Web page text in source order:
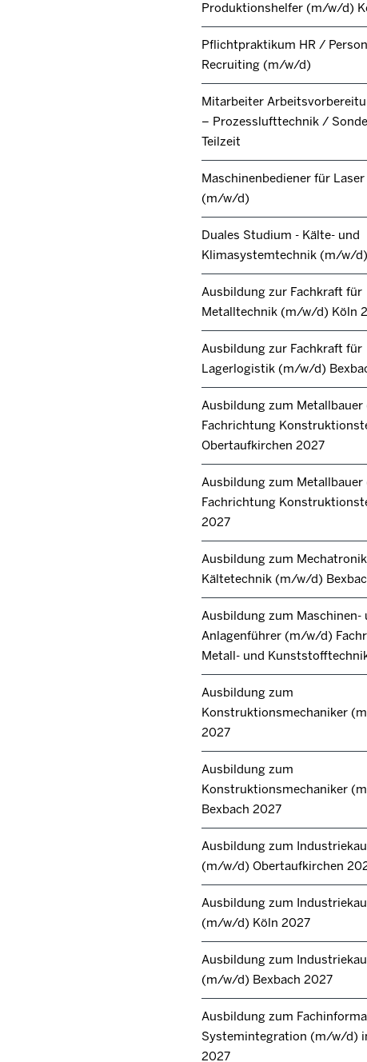
Produktionshelfer (m/w/d)
Pflichtpraktikum HR /
Recruiting (m/w/d)
Mitarbeiter
– Prozesslufttechnik /
Teilzeit
Maschinenbediener für
(m/w/d)
Duales Studium - Kälte- und
Klimasystemtechnik (m/w/
Ausbildung zur Fachkraft für
Metalltechnik (m/w/d) Köln
Ausbildung zur Fachkraft für
Lagerlogistik (m/w/d)
Ausbildung zum
Fachrichtung
Obertaufkirchen 2027
Ausbildung zum
Fachrichtung
2027
Ausbildung zum
Kältetechnik (m/w/d)
Ausbildung zum Maschinen-
Anlagenführer (m/w/d)
Metall- und
Ausbildung zum
Konstruktionsmechaniker
2027
Ausbildung zum
Konstruktionsmechaniker
Bexbach 2027
Ausbildung zum
(m/w/d) Obertaufkirchen
Ausbildung zum
(m/w/d) Köln 2027
Ausbildung zum
(m/w/d) Bexbach 2027
Ausbildung zum
Systemintegration (m/w/d)
2027